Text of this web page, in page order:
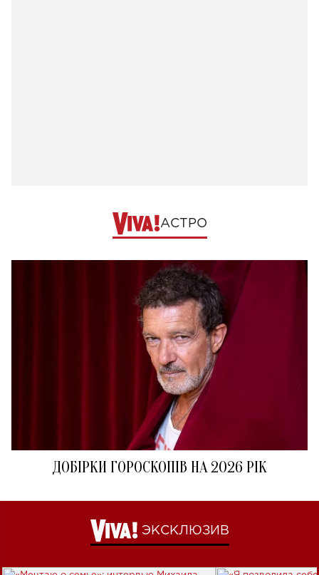
АСТРО
ДОБІРКИ ГОРОСКОПІВ НА 2026 РІК
ЭКСКЛЮЗИВ